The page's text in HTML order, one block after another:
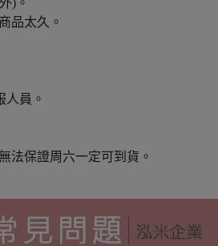
)。
品太久。
人員。
法保證周六一定可到貨。